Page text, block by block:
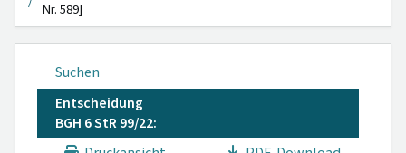
Nr. 589]
Suchen
Entscheidung
BGH 6 StR 99/22: